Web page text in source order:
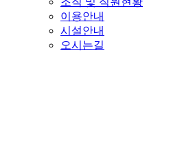
이용안내
시설안내
오시는길